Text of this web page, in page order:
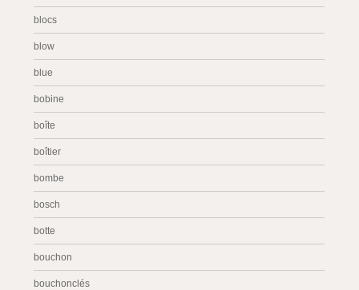
blocs
blow
blue
bobine
boîte
boîtier
bombe
bosch
botte
bouchon
bouchonclés